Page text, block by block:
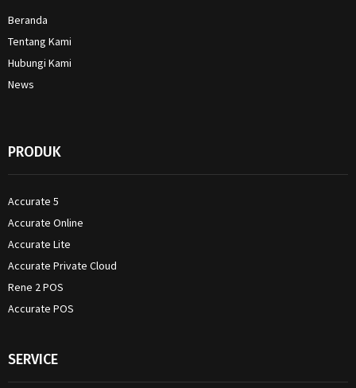
Beranda
Tentang Kami
Hubungi Kami
News
PRODUK
Accurate 5
Accurate Online
Accurate Lite
Accurate Private Cloud
Rene 2 POS
Accurate POS
SERVICE